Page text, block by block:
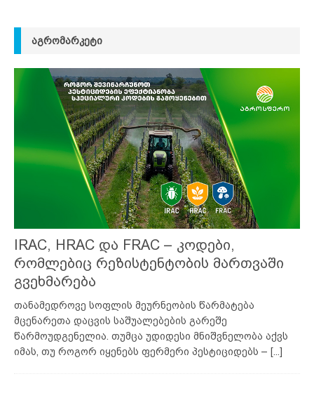
ᲐᲒᲠᲝᲛᲐᲠᲙᲔᲢᲘ
IRAC, HRAC და FRAC – კოდები,
რომლებიც რეზისტენტობის მართვაში
გვეხმარება
თანამედროვე სოფლის მეურნეობის წარმატება
მცენარეთა დაცვის საშუალებების გარეშე
წარმოუდგენელია. თუმცა უდიდესი მნიშვნელობა აქვს
იმას, თუ როგორ იყენებს ფერმერი პესტიციდებს – [...]